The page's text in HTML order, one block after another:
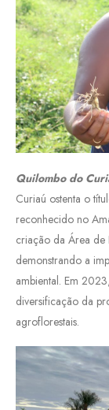
Quilombo do
Curiaú ostenta o
reconhecido no
criação da Área de
demonstrando a
ambiental. Em
diversificação da
agroflorestais.